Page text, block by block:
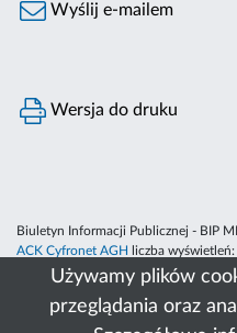
Używamy plików
przeglądania oraz
Wyślij e-mailem
Wersja do druku
Biuletyn Informacji Publicznej - BIP
ACK Cyfronet AGH
liczba wyświetleń: